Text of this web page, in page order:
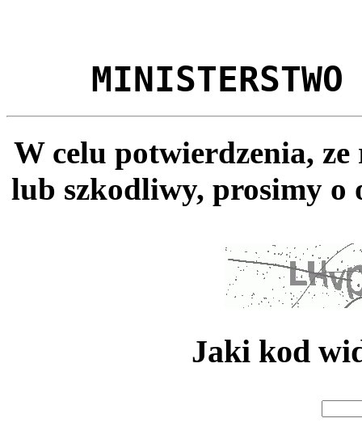
MINISTERSTWO
W celu potwierdzenia,
lub szkodliwy, prosimy o
Jaki kod